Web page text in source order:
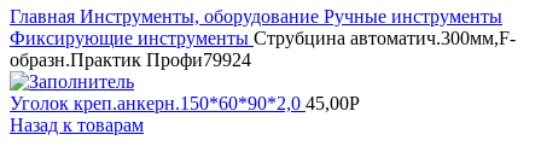
Главная Инструменты, оборудование Ручные инструменты
Фиксирующие инструменты Струбцина автоматич.300мм,F-
образн.Практик Профи79924
Уголок креп.анкерн.150*60*90*2,0 45,00Р
Назад к товарам